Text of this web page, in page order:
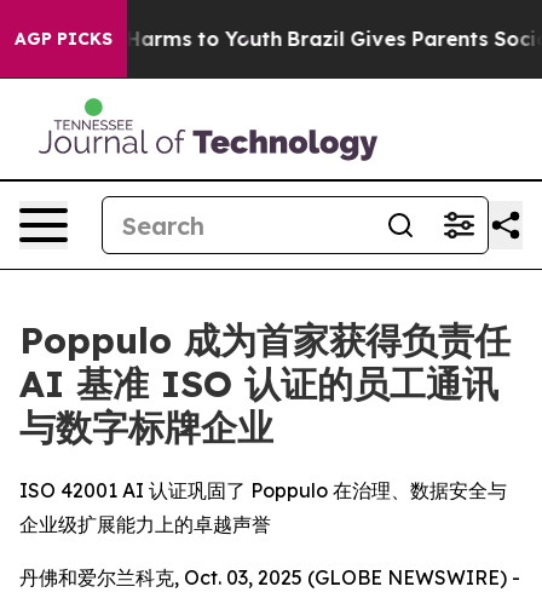
AGP PICKS
Abate Harms to Youth Brazil Gives Parents Social
Poppulo 成为首家获得负责任
AI 基准 ISO 认证的员工通讯
与数字标牌企业
ISO 42001 AI 认证巩固了 Poppulo 在治理、数据安全与
企业级扩展能力上的卓越声誉
丹佛和爱尔兰科克, Oct. 03, 2025 (GLOBE NEWSWIRE) -